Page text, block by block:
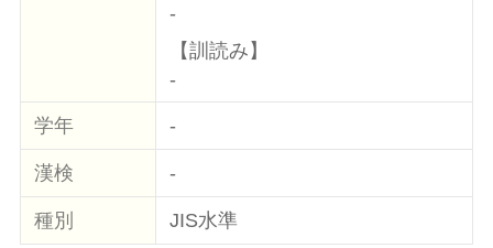
-
【訓読み】
-
学年 -
漢検 -
種別 JIS水準